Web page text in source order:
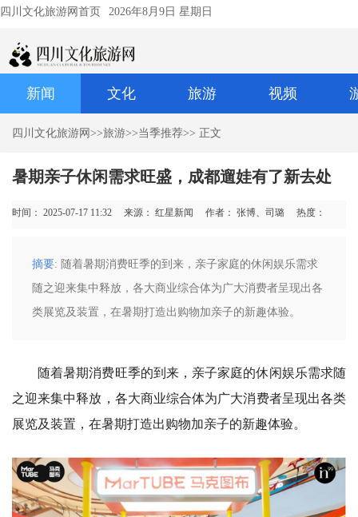
四川文化旅游网首页 2026年8月9日 星期日
新闻 文化 旅游 视频
四川文化旅游网 >>旅游>>当季推荐>> 正文
暑期亲子休闲需求旺盛，成都遛娃有了新去处
时间： 2025-07-17 11:32 来源： 红星新闻 作者： 张博、司璐 热度：
摘要: 随着暑期消费旺季的到来，亲子家庭的休闲娱乐需求
随之迎来集中释放，各大商业综合体为广大消费者呈现出各
类展览及装置，在暑期打造出购物加亲子的新趣体验。
随着暑期消费旺季的到来，亲子家庭的休闲娱乐需求随
之迎来集中释放，各大商业综合体为广大消费者呈现出各类
展览及装置，在暑期打造出购物加亲子的新趣体验。